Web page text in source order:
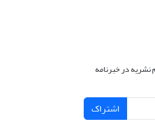
نشریه در خبرنامه
اشتراک